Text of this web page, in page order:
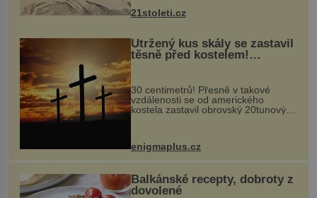
nohou, a způsobuje bole...
21stoleti.cz
Utržený kus skály se zastavil
těsně před kostelem!
Ochránila ho boží síla?
30 centimetrů! Přesně v takové
vzdálenosti se od amerického
kostela zastavil obrovský 20tunový
...
enigmaplus.cz
Balkánské recepty, dobroty z
dovolené